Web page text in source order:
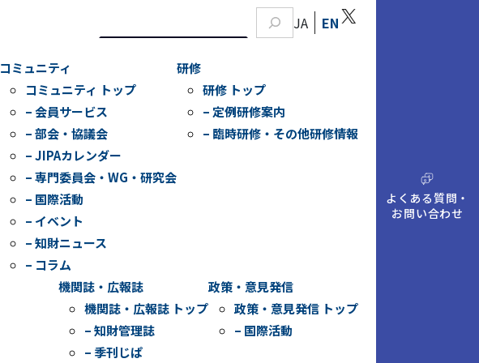
索
JA ENX
コミュニティ
コミュニティ トップ
– 会員サービス
– 部会・協議会
– JIPAカレンダー
– 専門委員会・WG・研究会
– 国際活動
– イベント
– 知財ニュース
– コラム
研修
研修 トップ
– 定例研修案内
– 臨時研修・その他研修情報
機関誌・広報誌
機関誌・広報誌 トップ
– 知財管理誌
– 季刊じぱ
政策・意見発信
政策・意見発信 トップ
– 国際活動
A
Q
よくある質問・
お問い合わせ